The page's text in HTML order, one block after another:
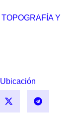
TOPOGRAFÍA Y
Ubicación